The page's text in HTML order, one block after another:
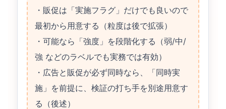
・販促は「実施フラグ」だけでも良いので
最初から用意する（粒度は後で拡張）
・可能なら「強度」を段階化する（弱/中/
強 などのラベルでも実務では有効）
・広告と販促が必ず同時なら、「同時実
施」を前提に、検証の打ち手を別途用意す
る（後述）